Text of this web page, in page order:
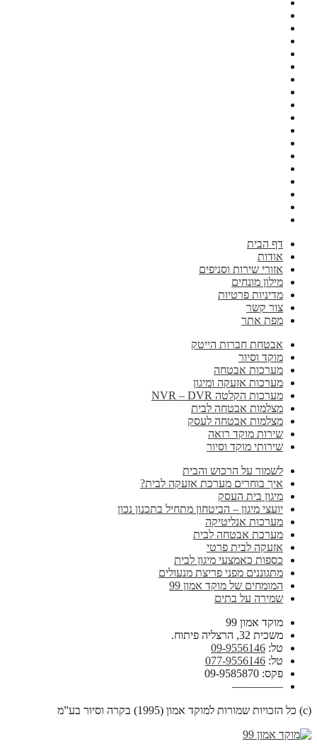
דף הבית
אודות
אזורי שירות וסניפים
מילון מונחים
מדיניות פרטיות
צור קשר
מפת אתר
אבטחת חברות הייטק
מוקד וסיור
מערכות אבטחה
מערכות אזעקה ומיגון
מערכות הקלטה NVR – DVR
מצלמות אבטחה לבית
מצלמות אבטחה לעסק
שירות מוקד רואה
שירותי מוקד וסיור
לשמור על הרכוש והבית
איך בוחרים מערכת אזעקה לבית?
מיגון בית העסק
יועצי מיגון – הביטחון מתחיל בתכנון נכון
מערכות אנליטיקה
מערכת אבטחה לבית
אזעקה לבית פרטי
כספות כאמצעי מיגון לבית
מתגוננים מפני פריצת מנעולים
המומחים של מוקד אמון 99
שמירה על בתים
מוקד אמון 99
משכית 32, הרצליה פיתוח.
טל: 09-9556146
טל: 077-9556146
פקס: 09-9585870
————–
(c) כל הזכויות שמורות למוקד אמון (1995) בקרה וסיור בע”מ